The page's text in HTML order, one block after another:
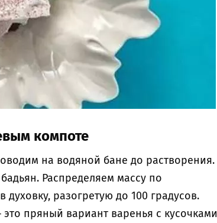
компоте
на водяной бане до растворения.
Распределяем массу по
разогретую до 100 градусов.
пряный вариант варенья с кусочками